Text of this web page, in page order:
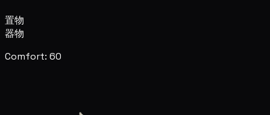
置物
器物
Comfort: 60